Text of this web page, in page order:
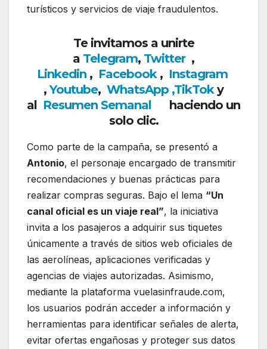
turísticos y servicios de viaje fraudulentos.
Te invitamos a unirte
a Telegram, Twitter ,
Linkedin, Facebook, Instagram
,Youtube, WhatsApp ,TikToky
al Resumen Semanal haciendo un
solo clic.
Como parte de la campaña, se presentó a
Antonio, el personaje encargado de transmitir
recomendaciones y buenas prácticas para
realizar compras seguras. Bajo el lema “Un
canal oficial es un viaje real”, la iniciativa
invita a los pasajeros a adquirir sus tiquetes
únicamente a través de sitios web oficiales de
las aerolíneas, aplicaciones verificadas y
agencias de viajes autorizadas. Asimismo,
mediante la plataforma vuelasinfraude.com,
los usuarios podrán acceder a información y
herramientas para identificar señales de alerta,
evitar ofertas engañosas y proteger sus datos